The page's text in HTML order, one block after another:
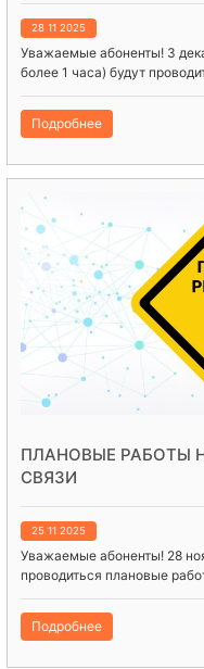
28 11 2025
Уважаемые абоненты! 3
более 1 часа) будут
Подробнее
ПЛАНОВЫЕ РАБОТЫ
СВЯЗИ
25 11 2025
Уважаемые абоненты! 28
проводиться плановые
Подробнее